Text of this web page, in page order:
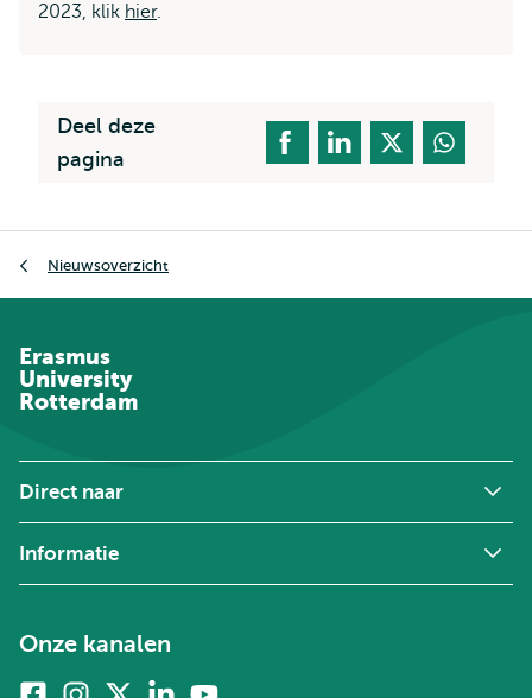
2023, klik hier.
Deel deze
pagina
Nieuwsoverzicht
Erasmus
University
Rotterdam
Direct naar
Informatie
Onze kanalen